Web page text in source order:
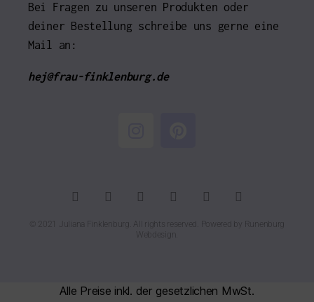
Bei Fragen zu unseren Produkten oder
deiner Bestellung schreibe uns gerne eine
Mail an:
hej@frau-finklenburg.de
© 2021 Juliana Finklenburg. All rights reserved. Powered by
Runenburg
Webdesign
Alle Preise inkl. der gesetzlichen MwSt.